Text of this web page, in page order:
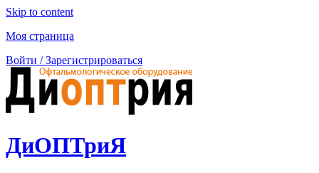
Skip to content
Моя страница
Войти / Зарегистрироваться
ДиОПТриЯ